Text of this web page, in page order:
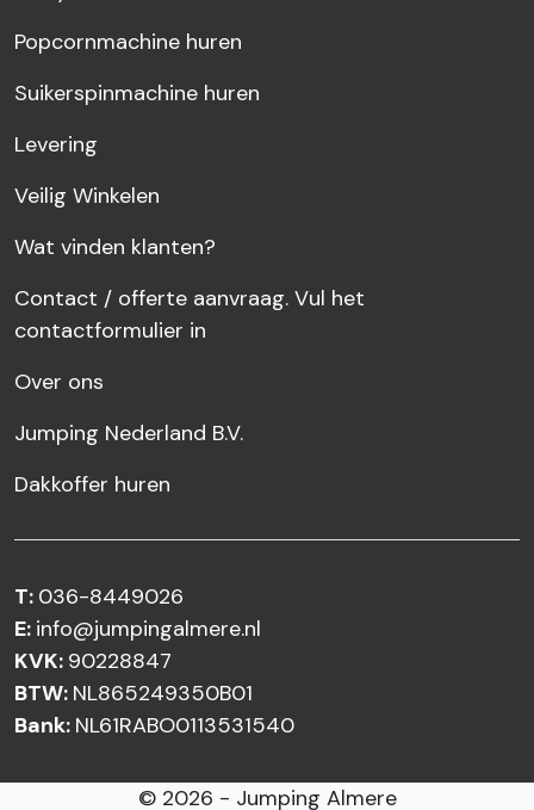
Popcornmachine huren
Suikerspinmachine huren
Levering
Veilig Winkelen
Wat vinden klanten?
Contact / offerte aanvraag. Vul het
contactformulier in
Over ons
Jumping Nederland B.V.
Dakkoffer huren
T: 036-8449026
E: info@jumpingalmere.nl
KVK: 90228847
BTW: NL865249350B01
Bank: NL61RABO0113531540
© 2026 - Jumping Almere